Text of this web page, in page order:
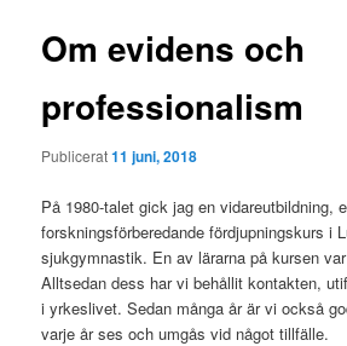
Om evidens och
professionalism
Publicerat11 juni, 2018
På 1980-talet gick jag en vidareutbildning,
forskningsförberedande fördjupningskurs i
sjukgymnastik. En av lärarna på kursen
Alltsedan dess har vi behållit kontakten,
i yrkeslivet. Sedan många år är vi också
varje år ses och umgås vid något tillfälle.